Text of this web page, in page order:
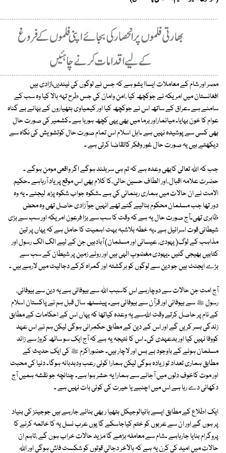
مصر اور شام کے معاملات ایساا یشو ہے کہ جس نے لوگوں کی نیندیںاڑادی ہیں
افغانستان میں امریکہ نے جوکچھ کیا ،امن وامان کی جس طرح تہہ بالا کیا وہ سب کے
سامنے ہے ۔عراق کے ساتھ اس نے جوکچھ کیا اور کیمیاوی ہتھیاروں کے بہانے بے گناہ
عوام کا خون بہایا۔ میانماراور برما میں بھی یہی کچھ ہورہا ہے ۔کشمیر کی صورت حال
بھی کسی سے پوشیدہ نہیں ہے ۔اہل اسلام اس تمام صورت حال کوتشویش کی نگاہ سے
دیکھتے ہیں یہ صورت حال غور وفکر کاتقاضا کرتی ہے ۔
جب کہ اﷲ تعالیٰ کابھی وعدہ ہے کہ تم ہی سربلند ہوگے اگر واقعی مومن ہوگے ۔
حضرت علامہ اقبال ؒ اور الطاف حسین حالی ؒ کا کلام بھی اس موقع پریاد آرہاہے ۔حکیم
الامت نے ان حالات میں ہماری رہنمائی کی ہے ۔شکوہ جواب شکوہ پڑھ لیجئے ۔ یہ وہ
دور تھا جب مسلمان محکوم بنالیے گئے تھے انہیں جوآزادی حاصل تھی وہ محض
ظاہری تھی۔آج صورت حال یہ ہے کہ وقت کا سب سے بڑا فرعون امریکہ اور سب سے بڑی
شیطانی قوت اسرائیل ہے ۔یہ خطہ بلاشبہ بہت اہمیت کا حامل ہے کہ یہاں پر تین
مذاہب کے لوگ( یہودی، عیسائی اور مسلمان) آبادہیں جن کے لیے الگ الگ رسول اور
کتابیں بھیجی گئیں ۔یہودی مغضوبِ الٰہی ہیں اور روئے زمین پر شیطان کے سب سے
بڑے ایجنٹ ہیں جو دین سے لوگوں کو برگشتہ اور گمراہ کرکے دجالیت میں لارہے ہیں ۔
آج امت جن حالات سے دوچارہے اس کاسبب اﷲ سے بیوفائی ہے یہ دین سے بیوفائی،
رسول ﷺ سے بیوفائی اور قرآن سے بیوفائی ہے۔ پینسٹھ سال قبل ہم نے پاکستان اسلام
کے نام پر حاصل کرتے وقت اﷲسے یہ وعدہ کیاتھا کہ یہاں اس کے احکامات کے مطابق
زندگی بسر کریں گے اور اس کے دین کے مطابق حکمرانی ہوگی لیکن ہم نے اس عہد
کووفا نہیں کیا اور بدعہدی کی۔ اس کا نتیجہ یہ ہے کہ آج ایک سو ساٹھ کروڑ سے زائد
مسلمان ہونے کے باوجود بے بس اور لاچار ہیں۔ حضوراکرم ﷺ کی ایک حدیث کے
مطابق ہماری تعداد تو زیادہ ہوگی لیکن ہمارا کوئی رعب ودبدبانہ ہوگا۔ دنیا کی محبت
اور موت کاخوف دلوں میں آجانے سے ہمارا یہ حشر ہوا ہے۔ چنانچہ جو نقشہ ہمیں آج
دکھائی دے رہا ہے اس میں اچنبے یا حیرت کی کوئی بات نہیں ہے ۔
ایک اطلاع کے مطابق ایسے بائیالوجیکل ہتھیا ر بھی بنائے جارہے ہیں جوجینز کی بنیاد
پر ہوں گے اور ان سے عربوں کو ختم کیاجاسکے گا یوں عرب نسل یہ کا خاتمہ کرنے کا
پروگرام بنایا جارہاہے ۔شام سے معاملہ بڑھے گا مزید حالات خراب ہوں گے ،تاہم ان
حالات میں امید کی کرن یہ ہے کہ بالآخر دجالی قوتوں کو شکست فاش ہوگی اور اﷲ